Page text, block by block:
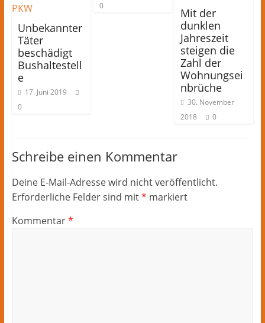
Unbekannter
Täter
beschädigt
Bushaltestell
e
17. Juni 2019
0
0
Mit der
dunklen
Jahreszeit
steigen die
Zahl der
Wohnungsei
nbrüche
30. November
2018
0
Schreibe einen Kommentar
Deine E-Mail-Adresse wird nicht veröffentlicht.
Erforderliche Felder sind mit* markiert
Kommentar*